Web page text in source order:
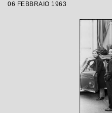
06 FEBBRAIO 1963